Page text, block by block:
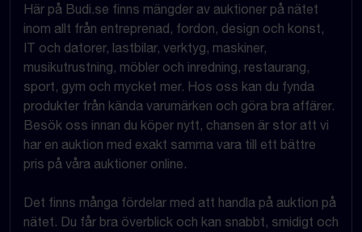
Här på Budi.se finns mängder av auktioner på nätet
inom allt från entreprenad, fordon, design och konst,
IT och datorer, lastbilar, verktyg, maskiner,
musikutrustning, möbler och inredning, restaurang,
sport, gym och mycket mer. Hos oss kan du fynda
produkter från kända varumärken och göra bra affärer.
Besök oss innan du köper nytt, chansen är stor att vi
har en auktion med exakt samma vara till ett bättre
pris på våra auktioner online.
Det finns många fördelar med att handla på auktion på
nätet. Du får bra överblick och kan snabbt, smidigt och